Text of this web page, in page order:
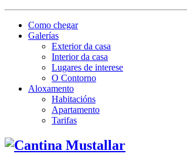
Como chegar
Galerías
Exterior da casa
Interior da casa
Lugares de interese
O Contorno
Aloxamento
Habitacións
Apartamento
Tarifas